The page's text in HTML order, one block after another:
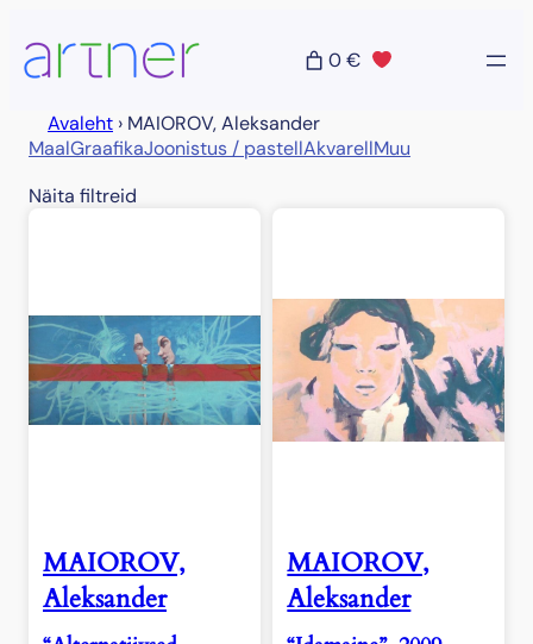
sisu
juurde
0 €
Avaleht › MAIOROV, Aleksander
MaalGraafikaJoonistus / pastellAkvarellMuu
Näita filtreid
MAIOROV,
Aleksander
MAIOROV,
Aleksander